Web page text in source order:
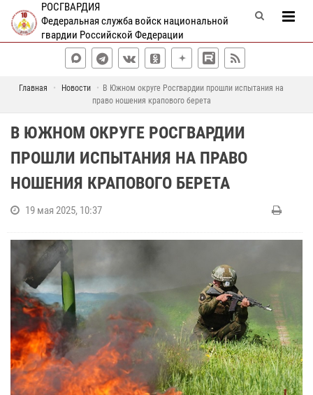
РОСГВАРДИЯ
Федеральная служба войск национальной
гвардии Российской Федерации
Главная Новости
В Южном округе Росгвардии прошли испытания на
право ношения крапового берета
В ЮЖНОМ ОКРУГЕ РОСГВАРДИИ
ПРОШЛИ ИСПЫТАНИЯ НА ПРАВО
НОШЕНИЯ КРАПОВОГО БЕРЕТА
19 мая 2025, 10:37